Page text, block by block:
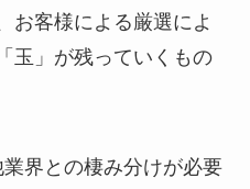
お客様による厳選によ
玉」が残っていくもの
界との棲み分けが必要